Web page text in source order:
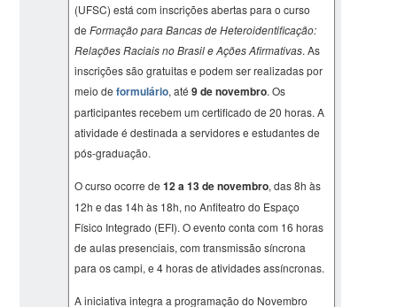
(UFSC) está com inscrições abertas para o curso
deFormação para Bancas de Heteroidentificação:
Relações Raciais no Brasil e Ações Afirmativas. As
inscrições são gratuitas e podem ser realizadas por
meio deformulário, até9 de novembro. Os
participantes recebem um certificado de 20 horas. A
atividade é destinada a servidores e estudantes de
pós-graduação.
O curso ocorre de12 a 13 de novembro, das 8h às
12h e das 14h às 18h, no Anfiteatro do Espaço
Físico Integrado (EFI). O evento conta com 16 horas
de aulas presenciais, com transmissão síncrona
para os campi, e 4 horas de atividades assíncronas.
A iniciativa integra a programação do Novembro